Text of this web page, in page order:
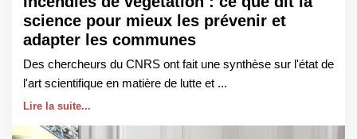
science pour mieux les prévenir et
adapter les communes
Des chercheurs du CNRS ont fait une synthèse sur l'état de
l'art scientifique en matière de lutte et ...
Lire la suite...